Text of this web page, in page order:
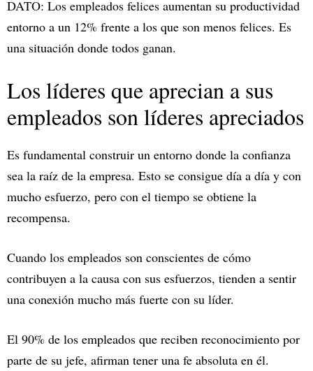
DATO: Los empleados felices aumentan su productividad
entorno a un 12% frente a los que son menos felices. Es
una situación donde todos ganan.
Los líderes que aprecian a sus
empleados son líderes apreciados
Es fundamental construir un entorno donde la confianza
sea la raíz de la empresa. Esto se consigue día a día y con
mucho esfuerzo, pero con el tiempo se obtiene la
recompensa.
Cuando los empleados son conscientes de cómo
contribuyen a la causa con sus esfuerzos, tienden a sentir
una conexión mucho más fuerte con su líder.
El 90% de los empleados que reciben reconocimiento por
parte de su jefe, afirman tener una fe absoluta en él.